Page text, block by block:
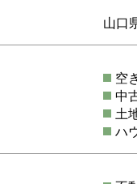
山口
空
中
土
ハ